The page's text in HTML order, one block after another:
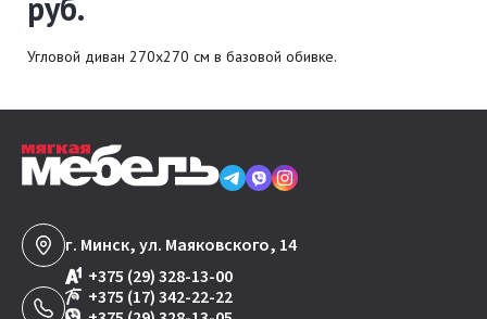
Угловой диван 270х270 см в базовой обивке.
г. Минск, ул. Маяковского, 14
+375 (29) 328-13-00
+375 (17) 342-22-22